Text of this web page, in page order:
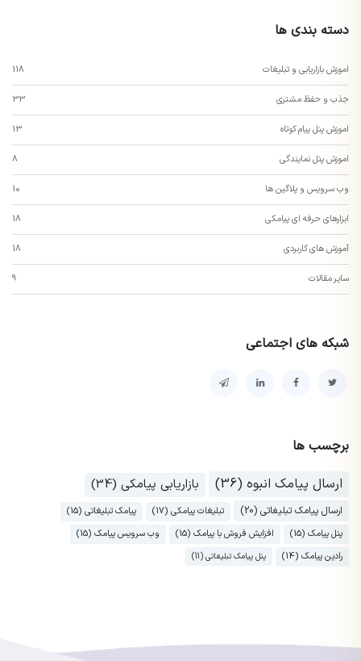
دسته بندی ها
اموزش بازاریابی و تبلیغات 118
جذب و حفظ مشتری 33
اموزش پنل پیام کوتاه 13
اموزش پنل نمایندگی 8
وب سرویس و پلاگین ها 10
ابزارهای حرفه ای پیامکی 18
آموزش های کاربردی 18
سایر مقالات 9
شبکه های اجتماعی
برچسب ها
ارسال پیامک انبوه (36)
بازاریابی پیامکی (34)
ارسال پیامک تبلیغاتی (20) تبلیغات پیامکی (17)
پیامک تبلیغاتی (15)
پنل پیامک (15)
افزایش فروش با پیامک (15)
وب سرویس پیامک (15)
رادین پیامک (14)
پنل پیامک تبلیغاتی (11)